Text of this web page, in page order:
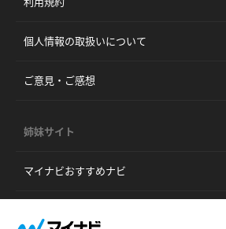
個人情報の取扱いについて
ご意見・ご感想
姉妹サイト
マイナビおすすめナビ